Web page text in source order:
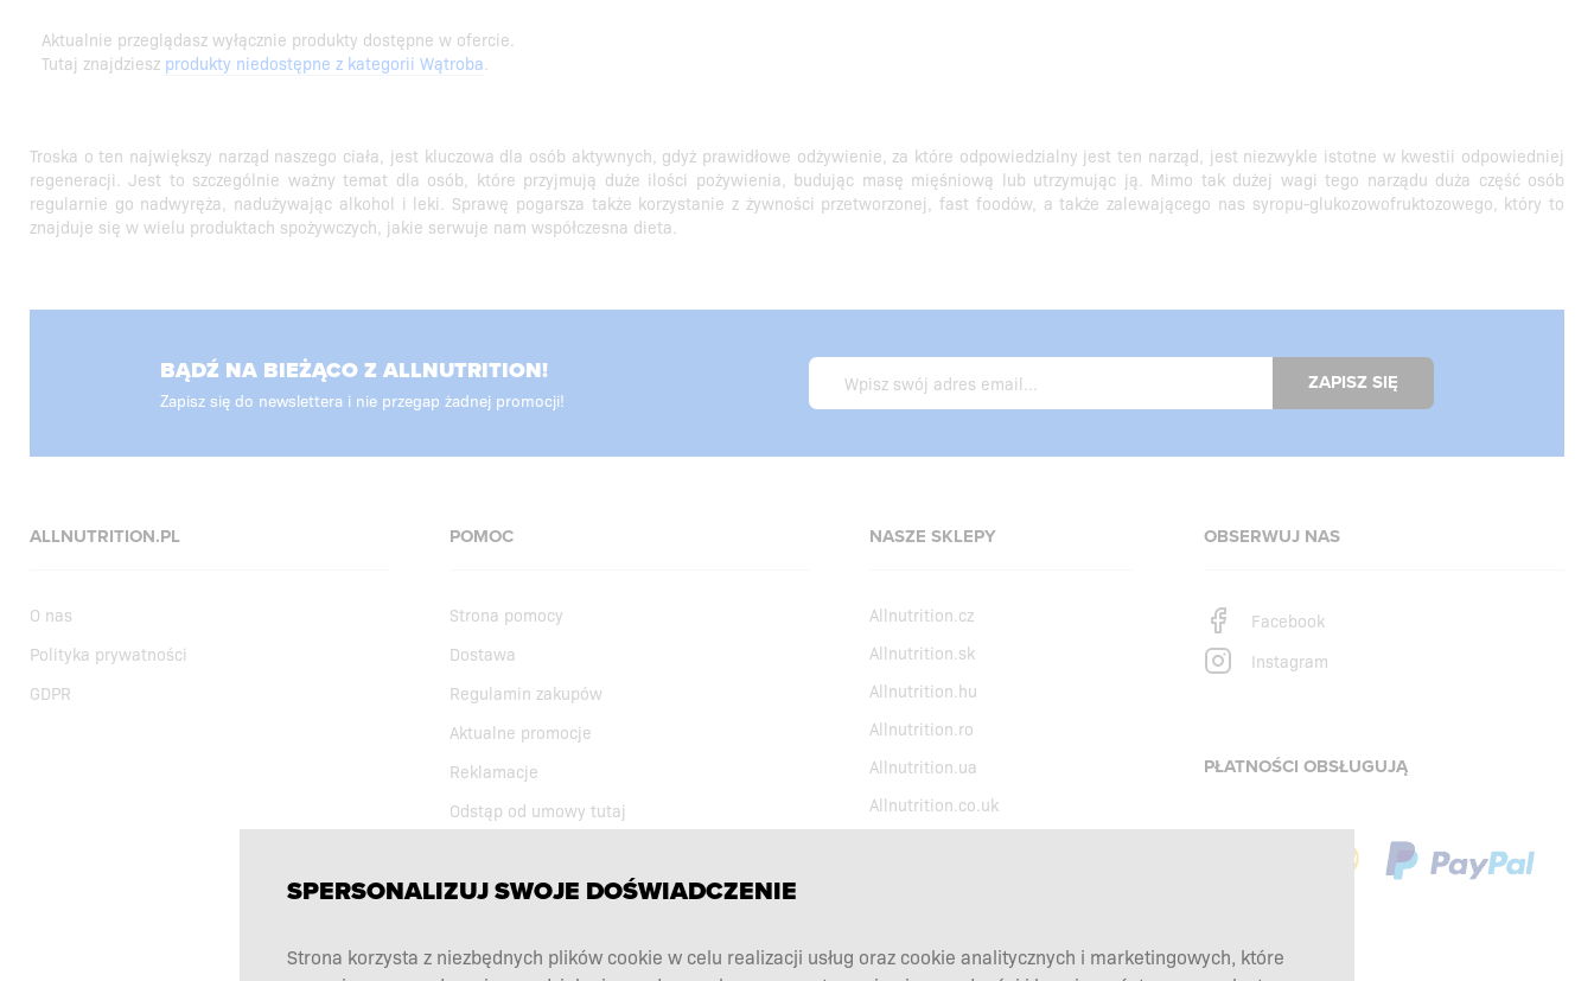
Aktualnie przeglądasz wyłącznie produkty dostępne w ofercie.
Tutaj znajdziesz produkty niedostępne z kategorii Wątroba.
Troska o ten największy narząd naszego ciała, jest kluczowa dla osób aktywnych, gdyż prawidłowe odżywienie, za które odpowiedzialny jest ten narząd, jest niezwykle istotne w kwestii odpowiedniej
regeneracji. Jest to szczególnie ważny temat dla osób, które przyjmują duże ilości pożywienia, budując masę mięśniową lub utrzymując ją. Mimo tak dużej wagi tego narządu duża część osób
regularnie go nadwyręża, nadużywając alkohol i leki. Sprawę pogarsza także korzystanie z żywności przetworzonej, fast foodów, a także zalewającego nas syropu-glukozowofruktozowego, który to
znajduje się w wielu produktach spożywczych, jakie serwuje nam współczesna dieta.
BĄDŹ NA BIEŻĄCO Z ALLNUTRITION!
Zapisz się do newslettera i nie przegap żadnej promocji!
ZAPISZ SIĘ
ALLNUTRITION.PL
O nas
Polityka prywatności
GDPR
POMOC
Strona pomocy
Dostawa
Regulamin zakupów
Aktualne promocje
Reklamacje
Odstąp od umowy tutaj
NASZE SKLEPY
Allnutrition.cz
Allnutrition.sk
Allnutrition.hu
Allnutrition.ro
Allnutrition.ua
Allnutrition.co.uk
OBSERWUJ NAS
Facebook
Instagram
PŁATNOŚCI OBSŁUGUJĄ
SPERSONALIZUJ SWOJE DOŚWIADCZENIE
Strona korzysta z niezbędnych plików cookie w celu realizacji usług oraz cookie analitycznych i marketingowych, które